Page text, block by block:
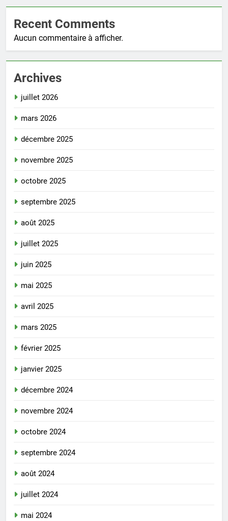
Recent Comments
Aucun commentaire à afficher.
Archives
juillet 2026
mars 2026
décembre 2025
novembre 2025
octobre 2025
septembre 2025
août 2025
juillet 2025
juin 2025
mai 2025
avril 2025
mars 2025
février 2025
janvier 2025
décembre 2024
novembre 2024
octobre 2024
septembre 2024
août 2024
juillet 2024
mai 2024